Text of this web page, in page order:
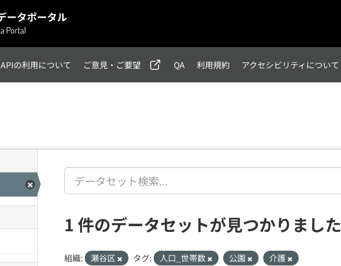
APIの利用について ご意見・ご要望 QA 利用規約 アクセシビリティについて
1 件のデータセットが見つかりました
組織: 瀬谷区 タグ: 人口_世帯数 公園 介護